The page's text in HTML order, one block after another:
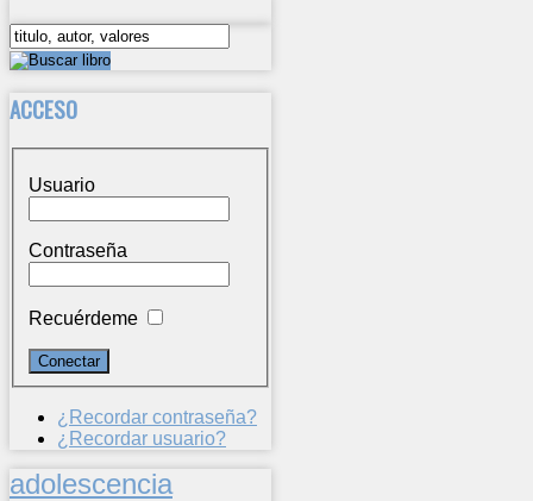
ACCESO
Usuario
Contraseña
Recuérdeme
¿Recordar contraseña?
¿Recordar usuario?
adolescencia